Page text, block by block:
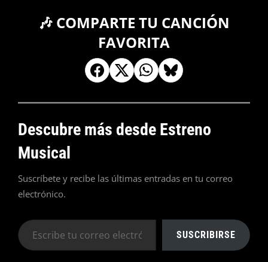
🎶 COMPARTE TU CANCIÓN
FAVORITA
Descubre más desde Estreno
Musical
Suscríbete y recibe las últimas entradas en tu correo
electrónico.
Escribe
tu
SUSCRIBIRSE